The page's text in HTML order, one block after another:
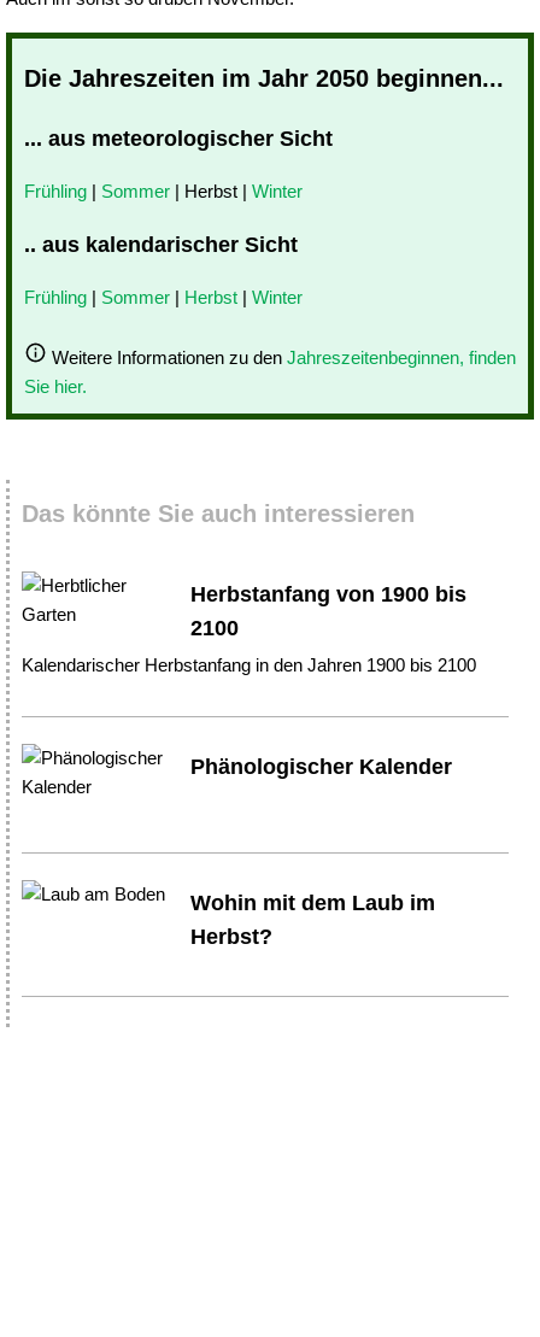
Die Jahreszeiten im Jahr 2050 beginnen...
... aus meteorologischer Sicht
Frühling | Sommer | Herbst | Winter
.. aus kalendarischer Sicht
Frühling | Sommer | Herbst | Winter
Weitere Informationen zu den Jahreszeitenbeginnen, finden
Sie hier.
Das könnte Sie auch interessieren
Herbstanfang von 1900 bis
2100
Kalendarischer Herbstanfang in den Jahren 1900 bis 2100
Phänologischer Kalender
Wohin mit dem Laub im
Herbst?